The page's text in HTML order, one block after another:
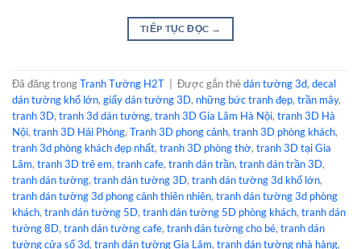
TIẾP TỤC ĐỌC →
Đã đăng trongTranh Tường H2T Được gắn thẻdán tường 3d, decal
dán tường khổ lớn, giấy dán tường 3D, những bức tranh đẹp, trần mây,
tranh 3D, tranh 3d dán tường, tranh 3D Gia Lâm Hà Nội, tranh 3D Hà
Nội, tranh 3D Hải Phòng, Tranh 3D phong cảnh, tranh 3D phòng khách,
tranh 3d phòng khách đẹp nhất, tranh 3D phòng thờ, tranh 3D tại Gia
Lâm, tranh 3D trẻ em, tranh cafe, tranh dán trần, tranh dán trần 3D,
tranh dán tường, tranh dán tường 3D, tranh dán tường 3d khổ lớn,
tranh dán tường 3d phong cảnh thiên nhiên, tranh dán tường 3d phòng
khách, tranh dán tường 5D, tranh dán tường 5D phòng khách, tranh dán
tường 8D, tranh dán tường cafe, tranh dán tường cho bé, tranh dán
tường cửa sổ 3d, tranh dán tường Gia Lâm, tranh dán tường nhà hàng,